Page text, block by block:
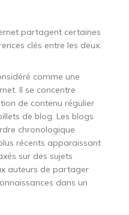
partagent certaines
clés entre les deux.
comme une
Il se concentre
de contenu régulier
de blog. Les blogs
chronologique
récents apparaissant
sur des sujets
auteurs de partager
dans un